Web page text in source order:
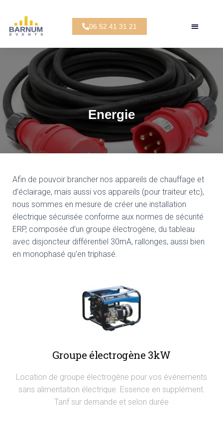
06 52 41 31 21
Energie
Afin de pouvoir brancher nos appareils de chauffage et
d’éclairage, mais aussi vos appareils (pour traiteur etc),
nous sommes en mesure de créer une installation
électrique sécurisée conforme aux normes de sécurité
ERP, composée d’un groupe électrogène, du tableau
avec disjoncteur différentiel 30mA, rallonges, aussi bien
en monophasé qu’en triphasé.
Groupe électrogène 3kW
Location de groupe électrogène pour vos événements
sans alimentation électrique. Essence en supplément.
Tarif sur demande et selon durée